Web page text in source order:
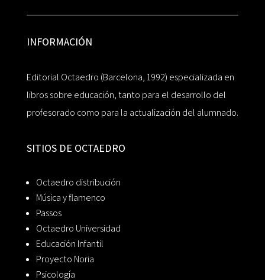
INFORMACIÓN
Editorial Octaedro (Barcelona, 1992) especializada en
libros sobre educación, tanto para el desarrollo del
profesorado como para la actualización del alumnado.
SITIOS DE OCTAEDRO
Octaedro distribución
Música y flamenco
Passos
Octaedro Universidad
Educación Infantil
Proyecto Noria
Psicología